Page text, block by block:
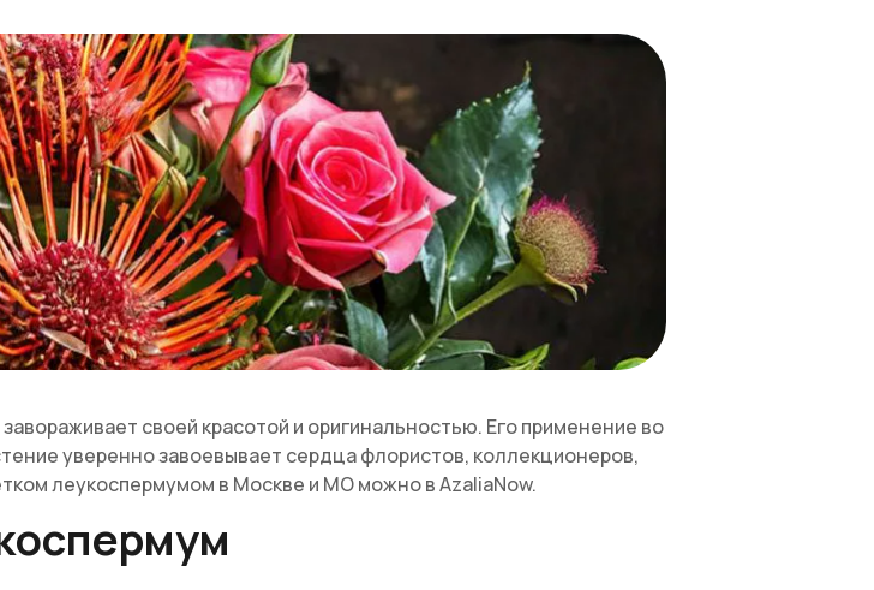
своей красотой и оригинальностью. Его применение во
уверенно завоевывает сердца флористов, коллекционеров,
леукоспермумом в Москве и МО можно в AzaliaNow.